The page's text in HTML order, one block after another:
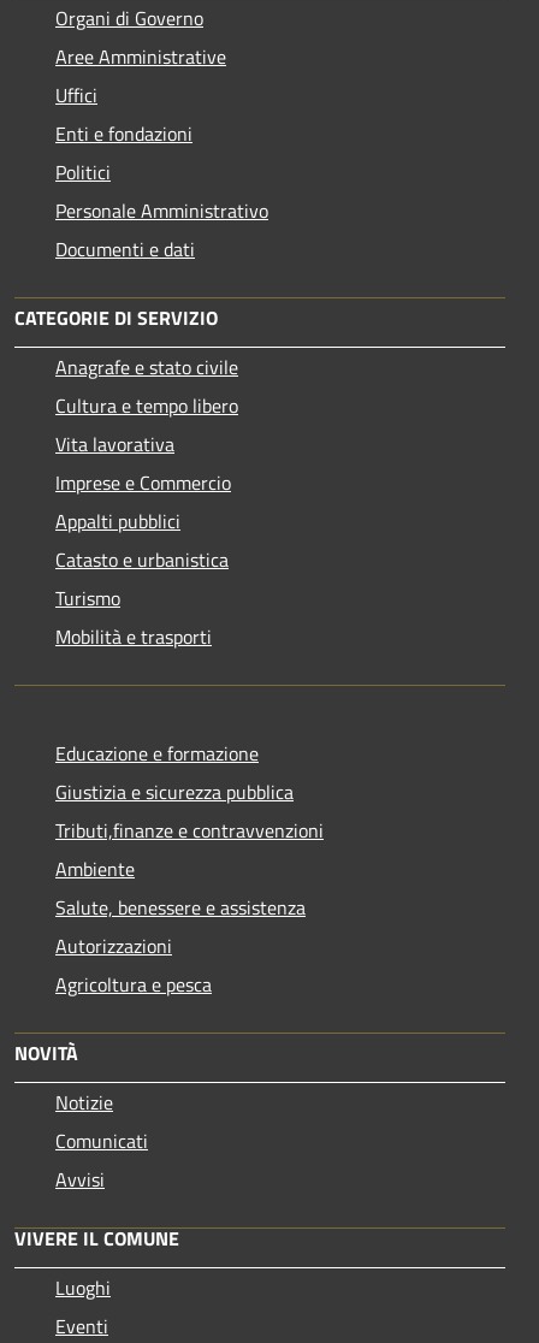
Organi di Governo
Aree Amministrative
Uffici
Enti e fondazioni
Politici
Personale Amministrativo
Documenti e dati
CATEGORIE DI SERVIZIO
Anagrafe e stato civile
Cultura e tempo libero
Vita lavorativa
Imprese e Commercio
Appalti pubblici
Catasto e urbanistica
Turismo
Mobilità e trasporti
Educazione e formazione
Giustizia e sicurezza pubblica
Tributi,finanze e contravvenzioni
Ambiente
Salute, benessere e assistenza
Autorizzazioni
Agricoltura e pesca
NOVITÀ
Notizie
Comunicati
Avvisi
VIVERE IL COMUNE
Luoghi
Eventi